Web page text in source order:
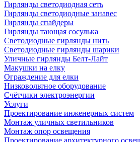
Гирлянды светодиодная сеть
Гирлянды светодиодные занавес
Гирлянды спайдеры
Гирлянды тающая сосулька
Светодиодные гирлянды нить
Светодиодные гирлянды шарики
Уличные гирлянды Белт-Лайт
Макушки на елку
Ограждение для елки
Низковольтное оборудование
Счётчики электроэнергии
Услуги
Проектирование инженерных систем
Монтаж уличных светильников
Монтаж опор освещения
Проектирование архитектурного